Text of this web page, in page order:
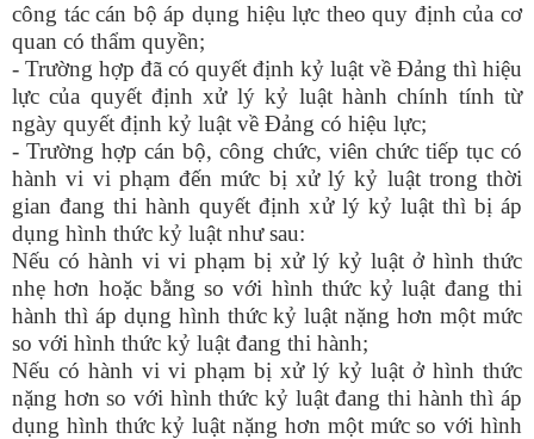
công tác cán bộ áp dụng hiệu lực theo quy định của cơ
quan có thẩm quyền;
- Trường hợp đã có quyết định kỷ luật về Đảng thì hiệu
lực của quyết định xử lý kỷ luật hành chính tính từ
ngày quyết định kỷ luật về Đảng có hiệu lực;
- Trường hợp cán bộ, công chức, viên chức tiếp tục có
hành vi vi phạm đến mức bị xử lý kỷ luật trong thời
gian đang thi hành quyết định xử lý kỷ luật thì bị áp
dụng hình thức kỷ luật như sau:
Nếu có hành vi vi phạm bị xử lý kỷ luật ở hình thức
nhẹ hơn hoặc bằng so với hình thức kỷ luật đang thi
hành thì áp dụng hình thức kỷ luật nặng hơn một mức
so với hình thức kỷ luật đang thi hành;
Nếu có hành vi vi phạm bị xử lý kỷ luật ở hình thức
nặng hơn so với hình thức kỷ luật đang thi hành thì áp
dụng hình thức kỷ luật nặng hơn một mức so với hình